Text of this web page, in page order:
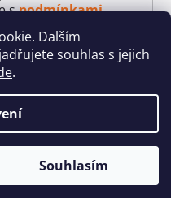
Dalším
souhlas s jejich
.
Souhlasím
spodmínkami
&Betechnik
. Všechna práva